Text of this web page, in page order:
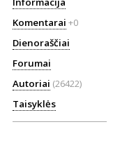
Komentarai +0
Dienoraščiai
Forumai
Autoriai (26422)
Taisyklės